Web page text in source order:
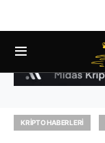
KRIPTO HABERLERI